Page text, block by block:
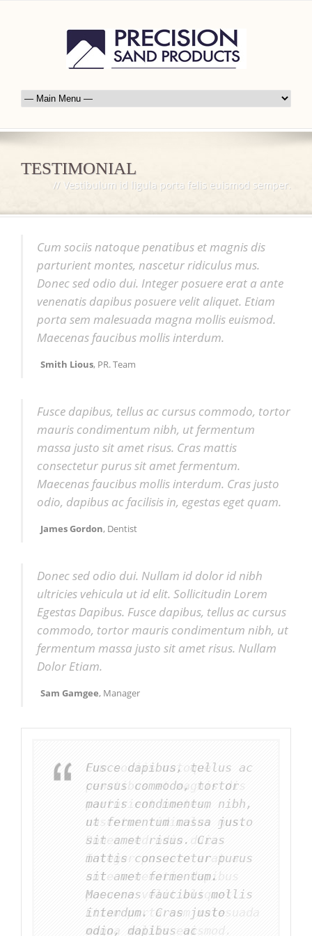
TESTIMONIAL
// Vestibulum id ligula porta felis euismod semper.
Cum sociis natoque penatibus et magnis dis
parturient montes, nascetur ridiculus mus.
Donec sed odio dui. Integer posuere erat a ante
venenatis dapibus posuere velit aliquet. Etiam
porta sem malesuada magna mollis euismod.
Maecenas faucibus mollis interdum.
Smith Lious, PR. Team
Fusce dapibus, tellus ac cursus commodo, tortor
mauris condimentum nibh, ut fermentum
massa justo sit amet risus. Cras mattis
consectetur purus sit amet fermentum.
Maecenas faucibus mollis interdum. Cras justo
odio, dapibus ac facilisis in, egestas eget quam.
James Gordon, Dentist
Donec sed odio dui. Nullam id dolor id nibh
ultricies vehicula ut id elit. Sollicitudin Lorem
Egestas Dapibus. Fusce dapibus, tellus ac cursus
commodo, tortor mauris condimentum nibh, ut
fermentum massa justo sit amet risus. Nullam
Dolor Etiam.
Sam Gamgee, Manager
Cum sociis natoque
penatibus et magnis dis
parturient montes,
nascetur ridiculus mus.
Donec sed odio dui.
Integer posuere erat a
ante venenatis dapibus
posuere velit aliquet.
Etiam porta sem malesuada
magna mollis euismod.
Fusce dapibus, tellus ac
cursus commodo, tortor
mauris condimentum nibh,
ut fermentum massa justo
sit amet risus. Cras
mattis consectetur purus
sit amet fermentum.
Maecenas faucibus mollis
interdum. Cras justo
odio, dapibus ac